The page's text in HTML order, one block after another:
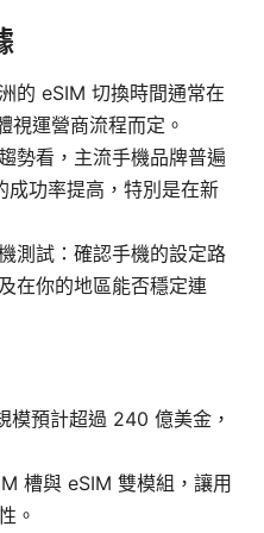
的 eSIM 切換時間通常在
運營商流程而定。
勢看，主流手機品牌普遍
成功率提高，特別是在新
測試：確認手機的設定路
在你的地區能否穩定連
預計超過 240 億美金，
槽與 eSIM 雙模組，讓用
。